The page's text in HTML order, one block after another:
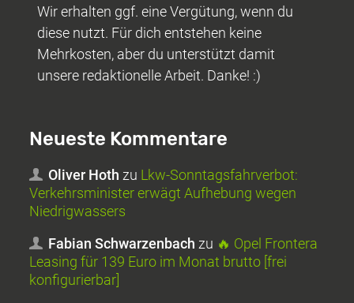
Wir erhalten ggf. eine Vergütung, wenn du
diese nutzt. Für dich entstehen keine
Mehrkosten, aber du unterstützt damit
unsere redaktionelle Arbeit. Danke! :)
Neueste Kommentare
Oliver Hoth zu Lkw-Sonntagsfahrverbot:
Verkehrsminister erwägt Aufhebung wegen
Niedrigwassers
Fabian Schwarzenbach zu 🔥 Opel Frontera
Leasing für 139 Euro im Monat brutto [frei
konfigurierbar]